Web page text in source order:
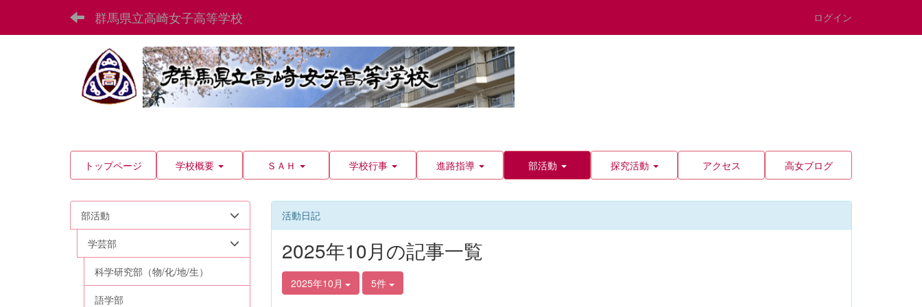
群馬県立高崎女子高等学校 ログイン
トップページ 学校概要 ＳＡＨ 学校行事 進路指導 部活動 探究活動 アクセス 高女ブログ
活動日記
2025年10月の記事一覧
2025年10月 5件
部活動
学芸部
科学研究部（物/化/地/生）
語学部